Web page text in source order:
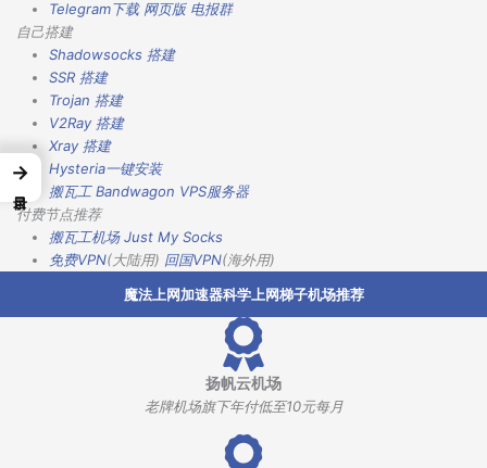
Telegram下载 网页版 电报群
自己搭建
Shadowsocks 搭建
SSR 搭建
Trojan 搭建
V2Ray 搭建
Xray 搭建
Hysteria一键安装
搬瓦工 Bandwagon VPS服务器
付费节点推荐
搬瓦工机场 Just My Socks
免费VPN(大陆用) 回国VPN(海外用)
魔法上网加速器科学上网梯子机场推荐
扬帆云机场
老牌机场旗下年付低至10元每月
→